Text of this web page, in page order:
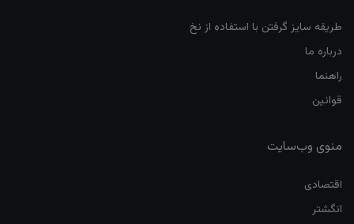
طریقه سایز گرفتن با استفاده از نخ
درباره ما
راهنما
قوانین
منوی وب‌سایت
اقتصادی
انگشتر